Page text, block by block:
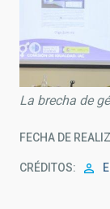
La brecha de
FECHA DE
CRÉDITOS